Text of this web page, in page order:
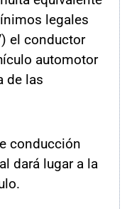
legales
el conductor
automotor
de las
conducción
dará lugar a la